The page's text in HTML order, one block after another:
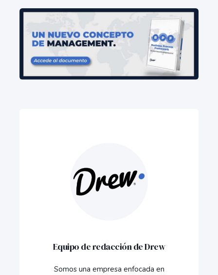
Equipo de redacción de Drew
Somos una empresa enfocada en